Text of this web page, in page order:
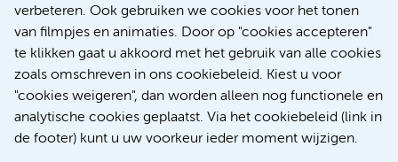
verbeteren. Ook gebruiken we cookies voor het tonen
van filmpjes en animaties. Door op "cookies accepteren"
te klikken gaat u akkoord met het gebruik van alle cookies
zoals omschreven in ons cookiebeleid. Kiest u voor
"cookies weigeren", dan worden alleen nog functionele en
analytische cookies geplaatst. Via het cookiebeleid (link in
de footer) kunt u uw voorkeur ieder moment wijzigen.
Meer